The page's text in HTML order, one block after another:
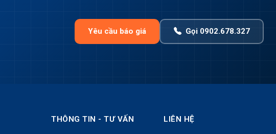
Yêu cầu báo giá Gọi 0902.678.327
THÔNG TIN - TƯ VẤN LIÊN HỆ